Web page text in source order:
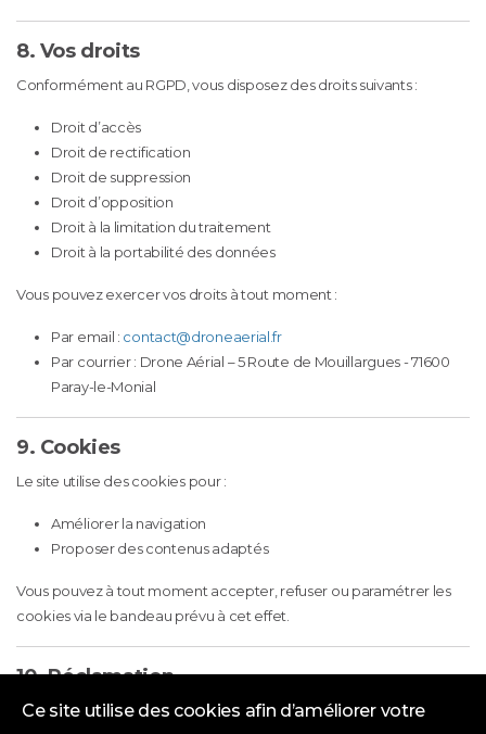
8. Vos droits
Conformément au RGPD, vous disposez des droits suivants :
Droit d’accès
Droit de rectification
Droit de suppression
Droit d’opposition
Droit à la limitation du traitement
Droit à la portabilité des données
Vous pouvez exercer vos droits à tout moment :
Par email : contact@droneaerial.fr
Par courrier : Drone Aérial – 5 Route de Mouillargues - 71600
Paray-le-Monial
9. Cookies
Le site utilise des cookies pour :
Améliorer la navigation
Proposer des contenus adaptés
Vous pouvez à tout moment accepter, refuser ou paramétrer les
cookies via le bandeau prévu à cet effet.
10. Réclamation
Si vous estimez que vos droits ne sont pas respectés, vous pouvez
Ce site utilise des cookies afin d’améliorer votre